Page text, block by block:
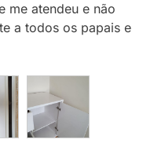
me atendeu e não
a todos os papais e